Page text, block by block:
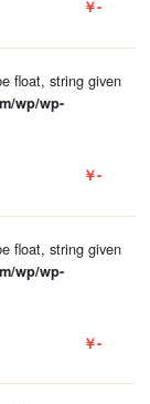
￥-
float, string given
wp/wp-
￥-
float, string given
wp/wp-
￥-